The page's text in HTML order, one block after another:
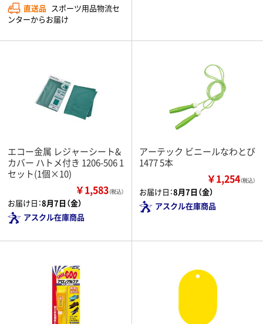
直送品 スポーツ用品物流セ
ンターからお届け
エコー金属 レジャーシート&
カバー ハトメ付き 1206-506 1
セット(1個×10)
￥1,583（税込）
お届け日：8月7日（金）
アスクル在庫商品
アーテック ビニールなわとび
1477 5本
￥1,254（税込）
お届け日：8月7日（金）
アスクル在庫商品